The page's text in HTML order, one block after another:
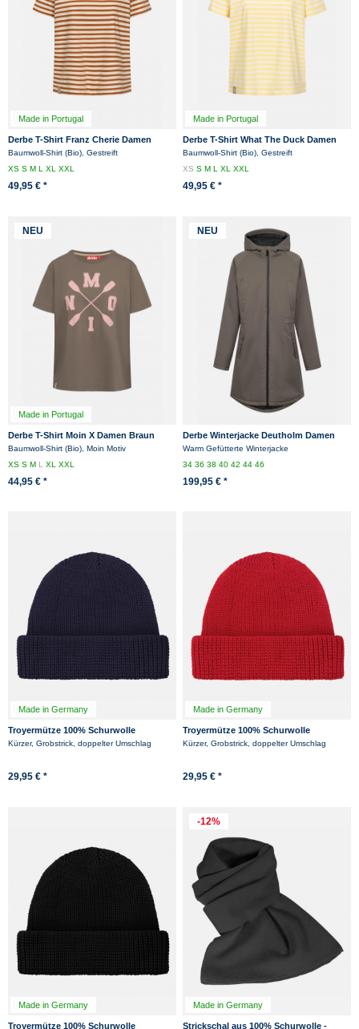
Made in Portugal
Derbe T-Shirt Franz Cherie Damen
Beige Braun Streifenshirt GOTS
Organic
Baumwoll-Shirt (Bio), Gestreift
XSSMLXLXXL
49,95 € *
Made in Portugal
Derbe T-Shirt What The Duck Damen
Gelb Streifenshirt GOTS Organic
Baumwoll-Shirt (Bio), Gestreift
XSSMLXLXXL
49,95 € *
NEU
Made in Portugal
Derbe T-Shirt Moin X Damen Braun
Rosa GOTS Organic
Baumwoll-Shirt (Bio), Moin Motiv
XSSM LXLXXL
44,95 € *
NEU
Derbe Winterjacke Deutholm Damen
Braun Warm Gefüttert
Warm Gefütterte Winterjacke
34363840424446
199,95 € *
Made in Germany
Troyermütze 100% Schurwolle
Hanseheld - Strickmütze aus Wolle -
Kürzer, Grobstrick, doppelter Umschlag
29,95 € *
Made in Germany
Troyermütze 100% Schurwolle
Hanseheld - Strickmütze aus Wolle -
Kürzer, Grobstrick, doppelter Umschlag
29,95 € *
Made in Germany
Troyermütze 100% Schurwolle
-12%
Made in Germany
Strickschal aus 100% Schurwolle -